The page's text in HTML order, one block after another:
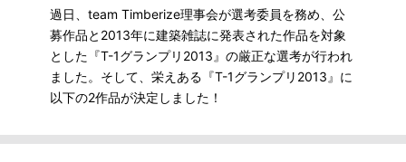
過日、team Timberize理事会が選考委員を務め、公
募作品と2013年に建築雑誌に発表された作品を対象
とした『T-1グランプリ2013』の厳正な選考が行われ
ました。そして、栄えある『T-1グランプリ2013』に
以下の2作品が決定しました！